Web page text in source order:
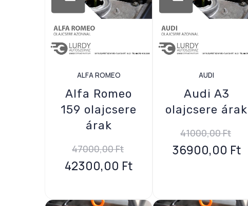
ALFA ROMEO
Alfa Romeo
159 olajcsere
árak
47000,00Ft
42300,00 Ft
AUDI
Audi A3
olajcsere árak
41000,00Ft
36900,00 Ft